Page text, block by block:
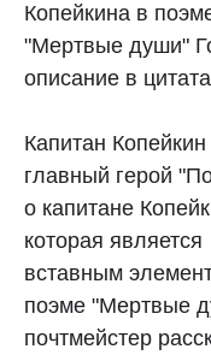
Копейкина в
"Мертвые души"
описание в
Капитан Копейкин
главный герой
о капитане
которая является
вставным
поэме "Мертвые
почтмейстер